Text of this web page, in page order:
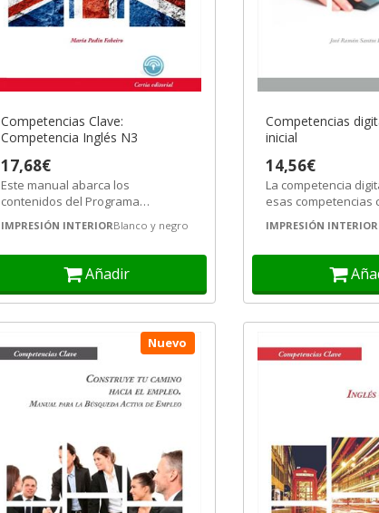
Competencias Clave:
Competencia Inglés N3
17,68€
Este manual abarca los
contenidos del Programa
formativo «FCOV02 EXP.
Comunicación en lenguas...
IMPRESIÓN INTERIORBlanco y negro
Añadir
Competencias
inicial
14,56€
La competencia
esas competencias
señalado el
IMPRESIÓN INTERIOR
Nuevo